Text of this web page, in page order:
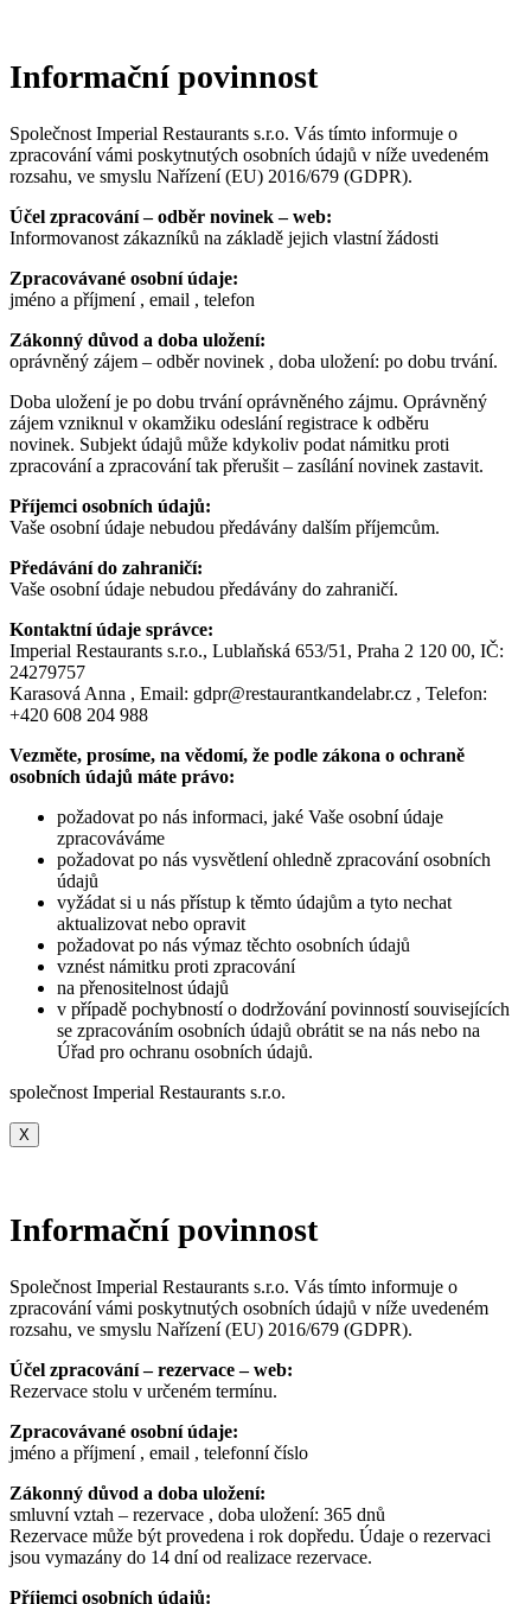
Informační povinnost
Společnost Imperial Restaurants s.r.o. Vás tímto informuje o
zpracování vámi poskytnutých osobních údajů v níže uvedeném
rozsahu, ve smyslu Nařízení (EU) 2016/679 (GDPR).
Účel zpracování – odběr novinek – web:
Informovanost zákazníků na základě jejich vlastní žádosti
Zpracovávané osobní údaje:
jméno a příjmení , email , telefon
Zákonný důvod a doba uložení:
oprávněný zájem – odběr novinek , doba uložení: po dobu trvání.
Doba uložení je po dobu trvání oprávněného zájmu. Oprávněný
zájem vzniknul v okamžiku odeslání registrace k odběru
novinek. Subjekt údajů může kdykoliv podat námitku proti
zpracování a zpracování tak přerušit – zasílání novinek zastavit.
Příjemci osobních údajů:
Vaše osobní údaje nebudou předávány dalším příjemcům.
Předávání do zahraničí:
Vaše osobní údaje nebudou předávány do zahraničí.
Kontaktní údaje správce:
Imperial Restaurants s.r.o., Lublaňská 653/51, Praha 2 120 00, IČ:
24279757
Karasová Anna , Email: gdpr@restaurantkandelabr.cz , Telefon:
+420 608 204 988
Vezměte, prosíme, na vědomí, že podle zákona o ochraně
osobních údajů máte právo:
požadovat po nás informaci, jaké Vaše osobní údaje
zpracováváme
požadovat po nás vysvětlení ohledně zpracování osobních
údajů
vyžádat si u nás přístup k těmto údajům a tyto nechat
aktualizovat nebo opravit
požadovat po nás výmaz těchto osobních údajů
vznést námitku proti zpracování
na přenositelnost údajů
v případě pochybností o dodržování povinností souvisejících
se zpracováním osobních údajů obrátit se na nás nebo na
Úřad pro ochranu osobních údajů.
společnost Imperial Restaurants s.r.o.
X
Informační povinnost
Společnost Imperial Restaurants s.r.o. Vás tímto informuje o
zpracování vámi poskytnutých osobních údajů v níže uvedeném
rozsahu, ve smyslu Nařízení (EU) 2016/679 (GDPR).
Účel zpracování – rezervace – web:
Rezervace stolu v určeném termínu.
Zpracovávané osobní údaje:
jméno a příjmení , email , telefonní číslo
Zákonný důvod a doba uložení:
smluvní vztah – rezervace , doba uložení: 365 dnů
Rezervace může být provedena i rok dopředu. Údaje o rezervaci
jsou vymazány do 14 dní od realizace rezervace.
Příjemci osobních údajů: